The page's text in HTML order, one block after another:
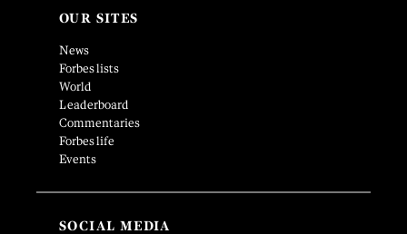
OUR SITES
News
Forbes lists
World
Leaderboard
Commentaries
Forbes life
Events
SOCIAL MEDIA